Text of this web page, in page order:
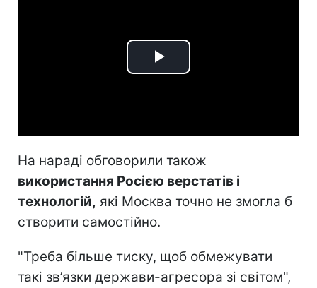
Play
На нараді обговорили також
використання Росією верстатів і
технологій, які Москва точно не змогла б
створити самостійно.
"Треба більше тиску, щоб обмежувати
такі зв’язки держави-агресора зі світом",